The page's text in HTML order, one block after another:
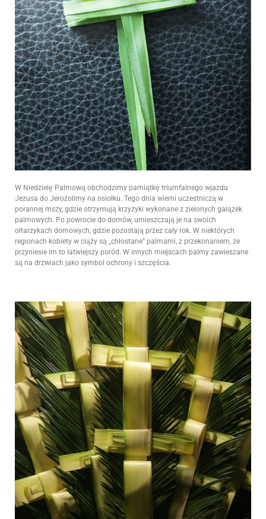
W Niedzielę Palmową obchodzimy pamiątkę triumfalnego wjazdu
Jezusa do Jerozolimy na osiołku. Tego dnia wierni uczestniczą w
porannej mszy, gdzie otrzymują krzyżyki wykonane z zielonych gałązek
palmowych. Po powrocie do domów, umieszczają je na swoich
ołtarzykach domowych, gdzie pozostają przez cały rok. W niektórych
regionach kobiety w ciąży są „chłostane” palmami, z przekonaniem, że
przyniesie im to łatwiejszy poród. W innych miejscach palmy zawieszane
są na drzwiach jako symbol ochrony i szczęścia.